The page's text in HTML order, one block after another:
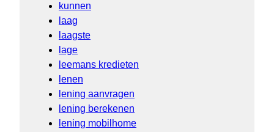
kunnen
laag
laagste
lage
leemans kredieten
lenen
lening aanvragen
lening berekenen
lening mobilhome